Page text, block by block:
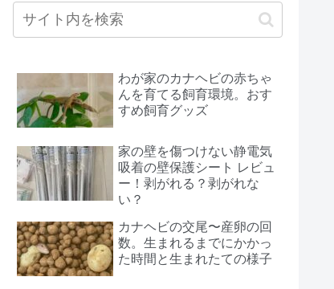
わが家のカナヘビの赤ちゃ
んを育てる飼育環境。おす
すめ飼育グッズ
家の壁を傷つけない静電気
吸着の壁保護シート レビュ
ー！剥がれる？剥がれな
い？
カナヘビの交尾〜産卵の回
数。生まれるまでにかかっ
た時間と生まれたての様子